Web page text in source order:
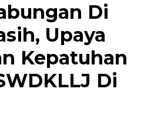
Di
Upaya
Kepatuhan
Di